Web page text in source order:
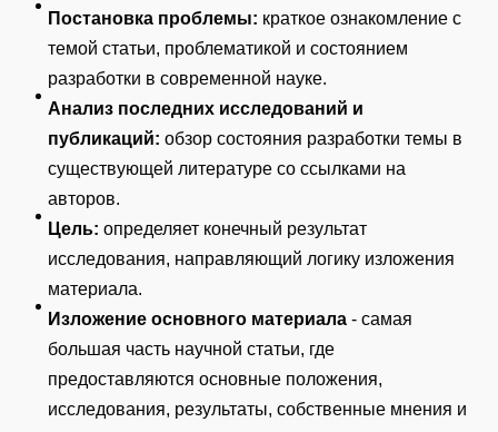
Постановка проблемы: краткое ознакомление с
темой статьи, проблематикой и состоянием
разработки в современной науке.
Анализ последних исследований и
публикаций: обзор состояния разработки темы в
существующей литературе со ссылками на
авторов.
Цель: определяет конечный результат
исследования, направляющий логику изложения
материала.
Изложение основного материала - самая
большая часть научной статьи, где
предоставляются основные положения,
исследования, результаты, собственные мнения и